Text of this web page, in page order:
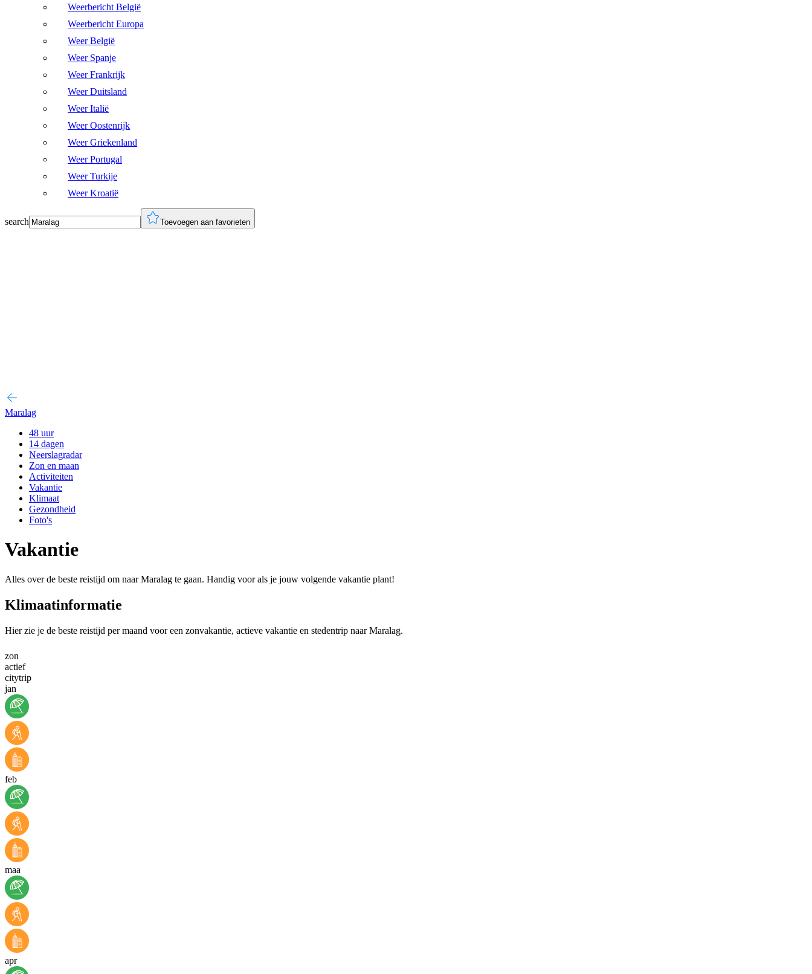
Weerbericht België
Weerbericht Europa
Weer België
Weer Spanje
Weer Frankrijk
Weer Duitsland
Weer Italië
Weer Oostenrijk
Weer Griekenland
Weer Portugal
Weer Turkije
Weer Kroatië
search Toevoegen aan favorieten
Maralag
48 uur
14 dagen
Neerslagradar
Zon en maan
Activiteiten
Vakantie
Klimaat
Gezondheid
Foto's
Vakantie
Alles over de beste reistijd om naar Maralag te gaan. Handig voor als je jouw volgende vakantie plant!
Klimaatinformatie
Hier zie je de beste reistijd per maand voor een zonvakantie, actieve vakantie en stedentrip naar Maralag.
zon
actief
citytrip
jan
feb
maa
apr